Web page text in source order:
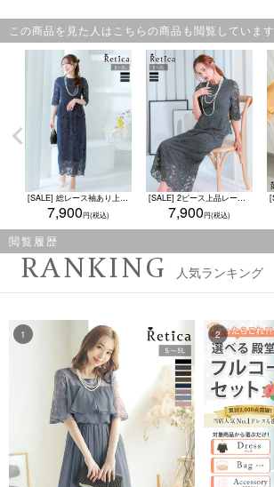
この商品を見た人はこちらの商品も閲覧しています
[SALE] 総レース袖あり上下セパレートタイトスカートドレス (Sサイズ～3Lサイズ)
7,900
[SALE] 2ピース上品レーススリーブペプラム切り替えタイトロングドレス (Sサイズ～3Lサイズ)
7,900
閲覧履歴
RANKING 人気ランキング